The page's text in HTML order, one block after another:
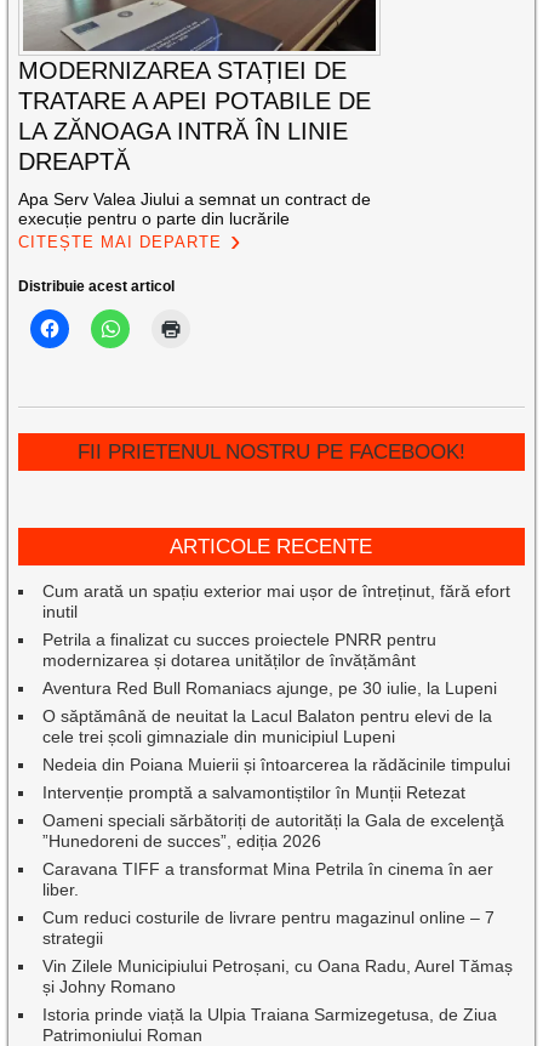
MODERNIZAREA STAȚIEI DE
TRATARE A APEI POTABILE DE
LA ZĂNOAGA INTRĂ ÎN LINIE
DREAPTĂ
Apa Serv Valea Jiului a semnat un contract de
execuție pentru o parte din lucrările
CITEȘTE MAI DEPARTE
Distribuie acest articol
FII PRIETENUL NOSTRU PE FACEBOOK!
ARTICOLE RECENTE
Cum arată un spațiu exterior mai ușor de întreținut, fără efort
inutil
Petrila a finalizat cu succes proiectele PNRR pentru
modernizarea și dotarea unităților de învățământ
Aventura Red Bull Romaniacs ajunge, pe 30 iulie, la Lupeni
O săptămână de neuitat la Lacul Balaton pentru elevi de la
cele trei școli gimnaziale din municipiul Lupeni
Nedeia din Poiana Muierii și întoarcerea la rădăcinile timpului
Intervenție promptă a salvamontiștilor în Munții Retezat
Oameni speciali sărbătoriți de autorități la Gala de excelenţă
”Hunedoreni de succes”, ediția 2026
Caravana TIFF a transformat Mina Petrila în cinema în aer
liber.
Cum reduci costurile de livrare pentru magazinul online – 7
strategii
Vin Zilele Municipiului Petroșani, cu Oana Radu, Aurel Tămaș
și Johny Romano
Istoria prinde viață la Ulpia Traiana Sarmizegetusa, de Ziua
Patrimoniului Roman